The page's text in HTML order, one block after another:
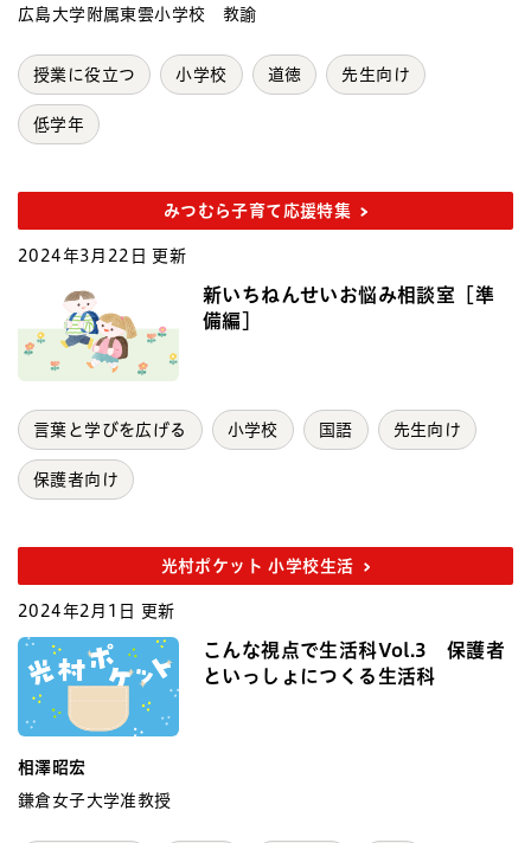
広島大学附属東雲小学校 教諭
授業に役立つ 小学校 道徳 先生向け
低学年
みつむら子育て応援特集
2024年3月22日 更新
新いちねんせいお悩み相談室［準
備編］
言葉と学びを広げる 小学校 国語 先生向け
保護者向け
光村ポケット 小学校生活
2024年2月1日 更新
こんな視点で生活科Vol.3 保護者
といっしょにつくる生活科
相澤昭宏
鎌倉女子大学准教授